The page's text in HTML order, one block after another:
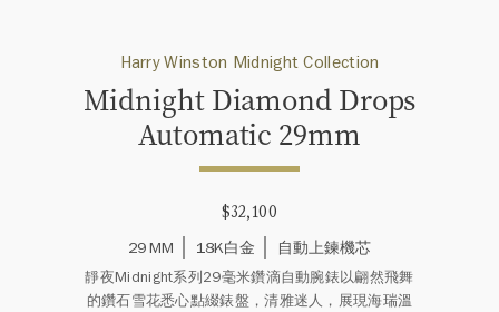
Harry Winston Midnight Collection
Midnight Diamond Drops
Automatic 29mm
$32,100
29 MM
18K白金 自動上鍊機芯
靜夜Midnight系列29毫米鑽滴自動腕錶以翩然飛舞
的鑽石雪花悉心點綴錶盤，清雅迷人，展現海瑞溫